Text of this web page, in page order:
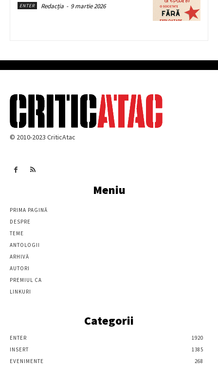
ENTER Redacția - 9 martie 2026
© 2010-2023 CriticAtac
Meniu
PRIMA PAGINĂ
DESPRE
TEME
ANTOLOGII
ARHIVĂ
AUTORI
PREMIUL CA
LINKURI
Categorii
ENTER
1920
INSERT
1385
EVENIMENTE
268